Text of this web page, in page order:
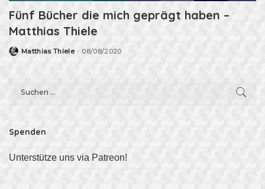
Fünf Bücher die mich geprägt haben –
Matthias Thiele
PostedMatthias Thiele 08/08/2020
Spenden
Unterstütze uns via Patreon!